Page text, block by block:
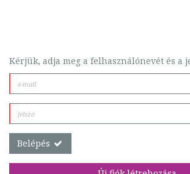
Kérjük, adja meg a felhasználónevét és a
Belépés